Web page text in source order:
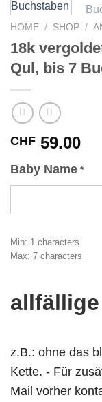
HOME / SHOP /
18k
Qul, bis 7
CHF 59.00
Baby Name *
Min: 1 characters
Max: 7 characters
z.B.: ohne das
Kette. - Für
Mail vorher